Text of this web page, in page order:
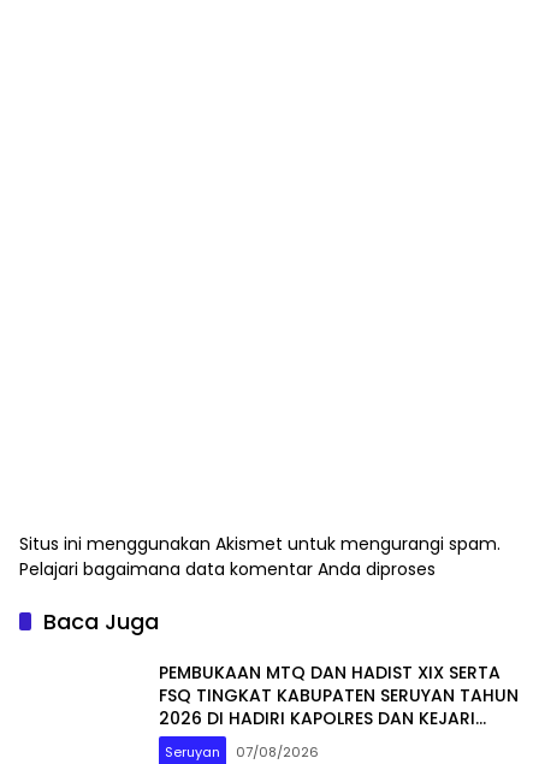
Situs ini menggunakan Akismet untuk mengurangi spam.
Pelajari bagaimana data komentar Anda diproses
Baca Juga
PEMBUKAAN MTQ DAN HADIST XIX SERTA
FSQ TINGKAT KABUPATEN SERUYAN TAHUN
2026 DI HADIRI KAPOLRES DAN KEJARI
SERUYAN
Seruyan 07/08/2026